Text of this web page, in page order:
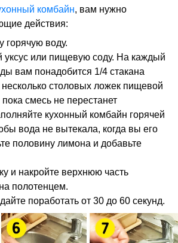
комбайн, вам нужно
действия:
горячую воду.
уксус или пищевую соду. На каждый
вам понадобится 1/4 стакана
несколько столовых ложек пищевой
смесь не перестанет
кухонный комбайн горячей
вода не вытекала, когда вы его
половину лимона и добавьте
и накройте верхнюю часть
полотенцем.
поработать от 30 до 60 секунд.